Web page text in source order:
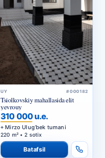
UY #000182
Tsiolkovskiy mahallasida elit
yevrouy
310 000 u.e.
Mirzo Ulug‘bek tumani
220 m² • 2 sotix
Batafsil